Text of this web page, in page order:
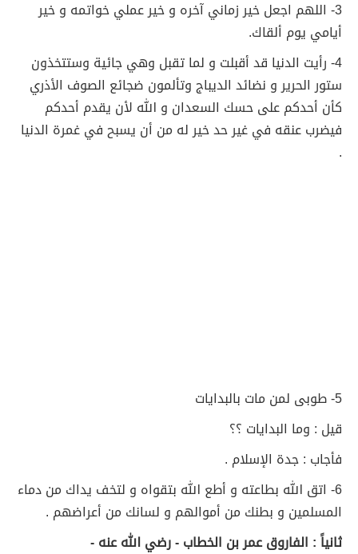
3- اللهم اجعل خير زماني آخره و خير عملي خواتمه و خير
أيامي يوم ألقاك.
4- رأيت الدنيا قد أقبلت و لما تقبل وهي جائية وستتخذون
ستور الحرير و نضائد الديباج وتألمون ضجائع الصوف الأذري
كأن أحدكم على حسك السعدان و الله لأن يقدم أحدكم
فيضرب عنقه في غير حد خير له من أن يسبح في غمرة الدنيا
.
5- طوبى لمن مات بالبدايات
قيل : وما البدايات ؟؟
فأجاب : جدة الإسلام .
6- اتق الله بطاعته و أطع الله بتقواه و لتخف يداك من دماء
المسلمين و بطنك من أموالهم و لسانك من أعراضهم .
ثانياً : الفاروق عمر بن الخطاب - رضي الله عنه -